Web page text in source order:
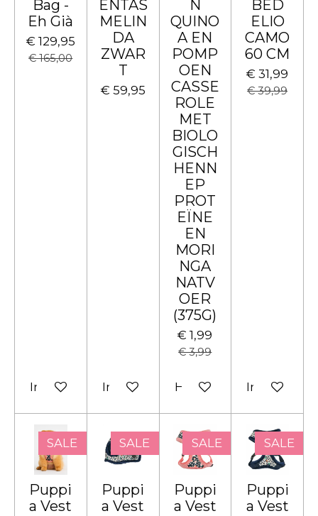
Bag -
Eh Già
€ 129,95
€ 165,00
In winkelwagen
ENTAS
MELIN
DA
ZWAR
T
€ 59,95
In winkelwagen
N
QUINO
A EN
POMP
OEN
CASSE
ROLE
MET
BIOLO
GISCH
HENN
EP
PROT
EÏNE
EN
MORI
NGA
NATV
OER
(375G)
€ 1,99
€ 3,99
Houd mij op de hoogte
BED
ELIO
CAMO
60 CM
€ 31,99
€ 39,99
In
SALE
Puppi
a Vest
SALE
Puppi
a Vest
SALE
Puppi
a Vest
SALE
Puppi
a Vest